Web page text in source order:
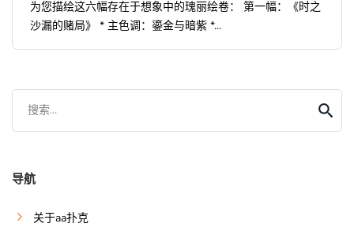
为您描绘这六幅存在于想象中的瑰丽绘卷： 第一幅：《时之
沙漏的赌局》 * 主色调：鎏金与暗紫 *...
搜索...
导航
关于aa扑克